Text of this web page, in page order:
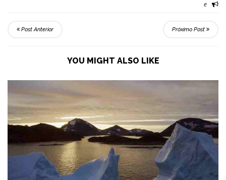
e
Post Anterior Próximo Post
YOU MIGHT ALSO LIKE